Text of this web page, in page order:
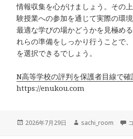
情報収集を心がけましょう。その
験授業への参加を通じて実際の環
最適な学びの場かどうかを見極め
れらの準備をしっかり行うことで
を選択できるでしょう。
N高等学校の評判を保護者目線で確
https://enukou.com
投
2026年7月29日
作
sachi_room